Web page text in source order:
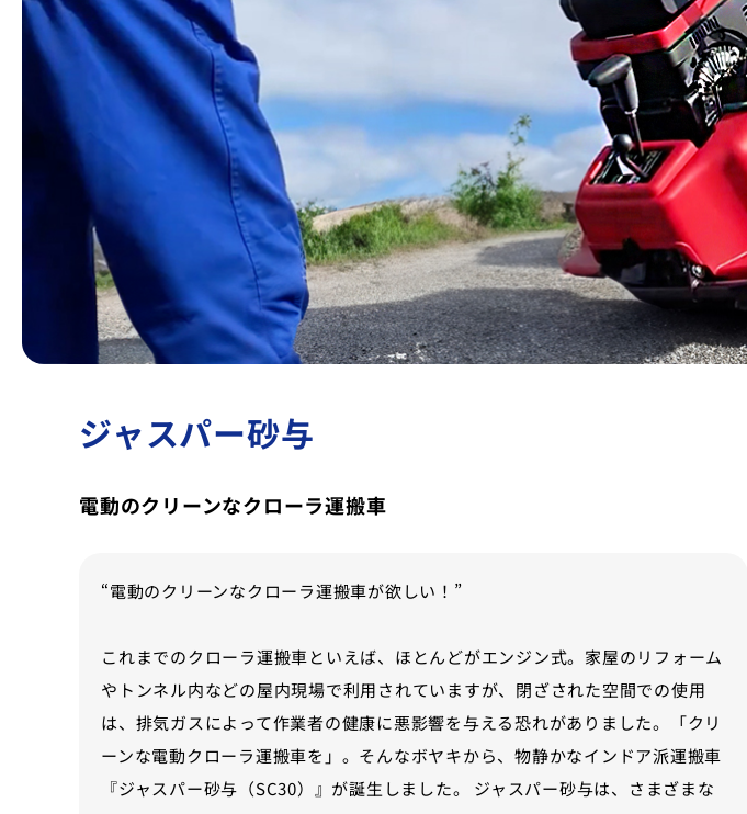
ジャスパー砂与
電動のクリーンなクローラ運搬車
“電動のクリーンなクローラ運搬車が欲しい！”
これまでのクローラ運搬車といえば、ほとんどがエンジン式。家屋のリフォーム
やトンネル内などの屋内現場で利用されていますが、閉ざされた空間での使用
は、排気ガスによって作業者の健康に悪影響を与える恐れがありました。「クリ
ーンな電動クローラ運搬車を」。そんなボヤキから、物静かなインドア派運搬車
『ジャスパー砂与（SC30）』が誕生しました。 ジャスパー砂与は、さまざまな